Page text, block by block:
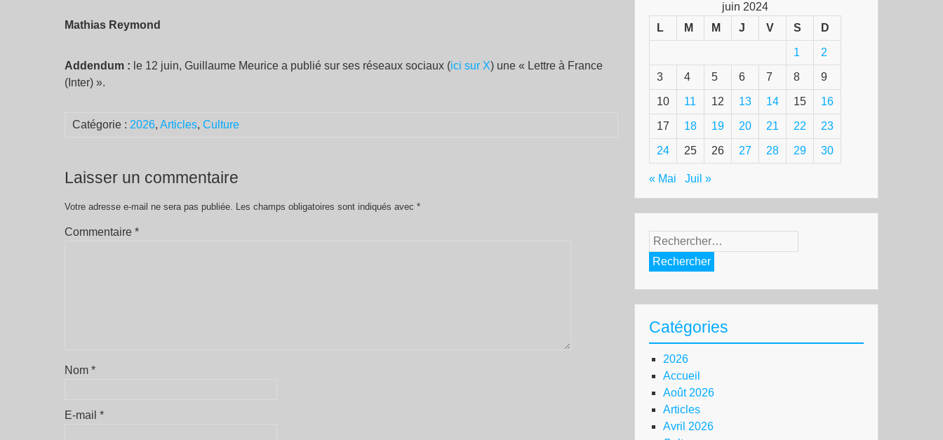
Mathias Reymond
Addendum : le 12 juin, Guillaume Meurice a publié sur ses réseaux sociaux (ici sur X) une « Lettre à France
(Inter) ».
Catégorie : 2026, Articles, Culture
Laisser un commentaire
Votre adresse e-mail ne sera pas publiée. Les champs obligatoires sont indiqués avec *
Commentaire *
Nom *
E-mail *
juin 2024
L
M M J V S D
1 2
3 4 5 6 7 8 9
10 11 12 13 14 15 16
17 18 19 20 21 22 23
24 25 26 27 28 29 30
« Mai Juil »
Rechercher :
Catégories
2026
Accueil
Août 2026
Articles
Avril 2026